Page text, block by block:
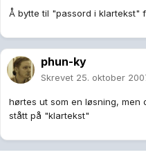
Å bytte til "passord i klartekst"
phun-ky
Skrevet 25. oktober
hørtes ut som en løsning, men
stått på "klartekst"